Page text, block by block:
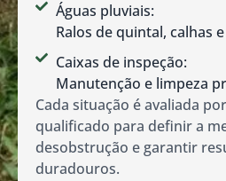
Águas pluviais:
Ralos de quintal, calhas
Caixas de inspeção:
Manutenção e limpeza
Cada situação é avaliada
qualificado para definir a
desobstrução e garantir
duradouros.